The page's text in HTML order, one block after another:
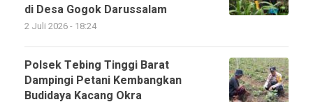
di Desa Gogok Darussalam
2 Juli 2026 - 18:24
Polsek Tebing Tinggi Barat
Dampingi Petani Kembangkan
Budidaya Kacang Okra